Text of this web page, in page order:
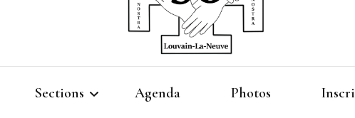
Sections Agenda Photos